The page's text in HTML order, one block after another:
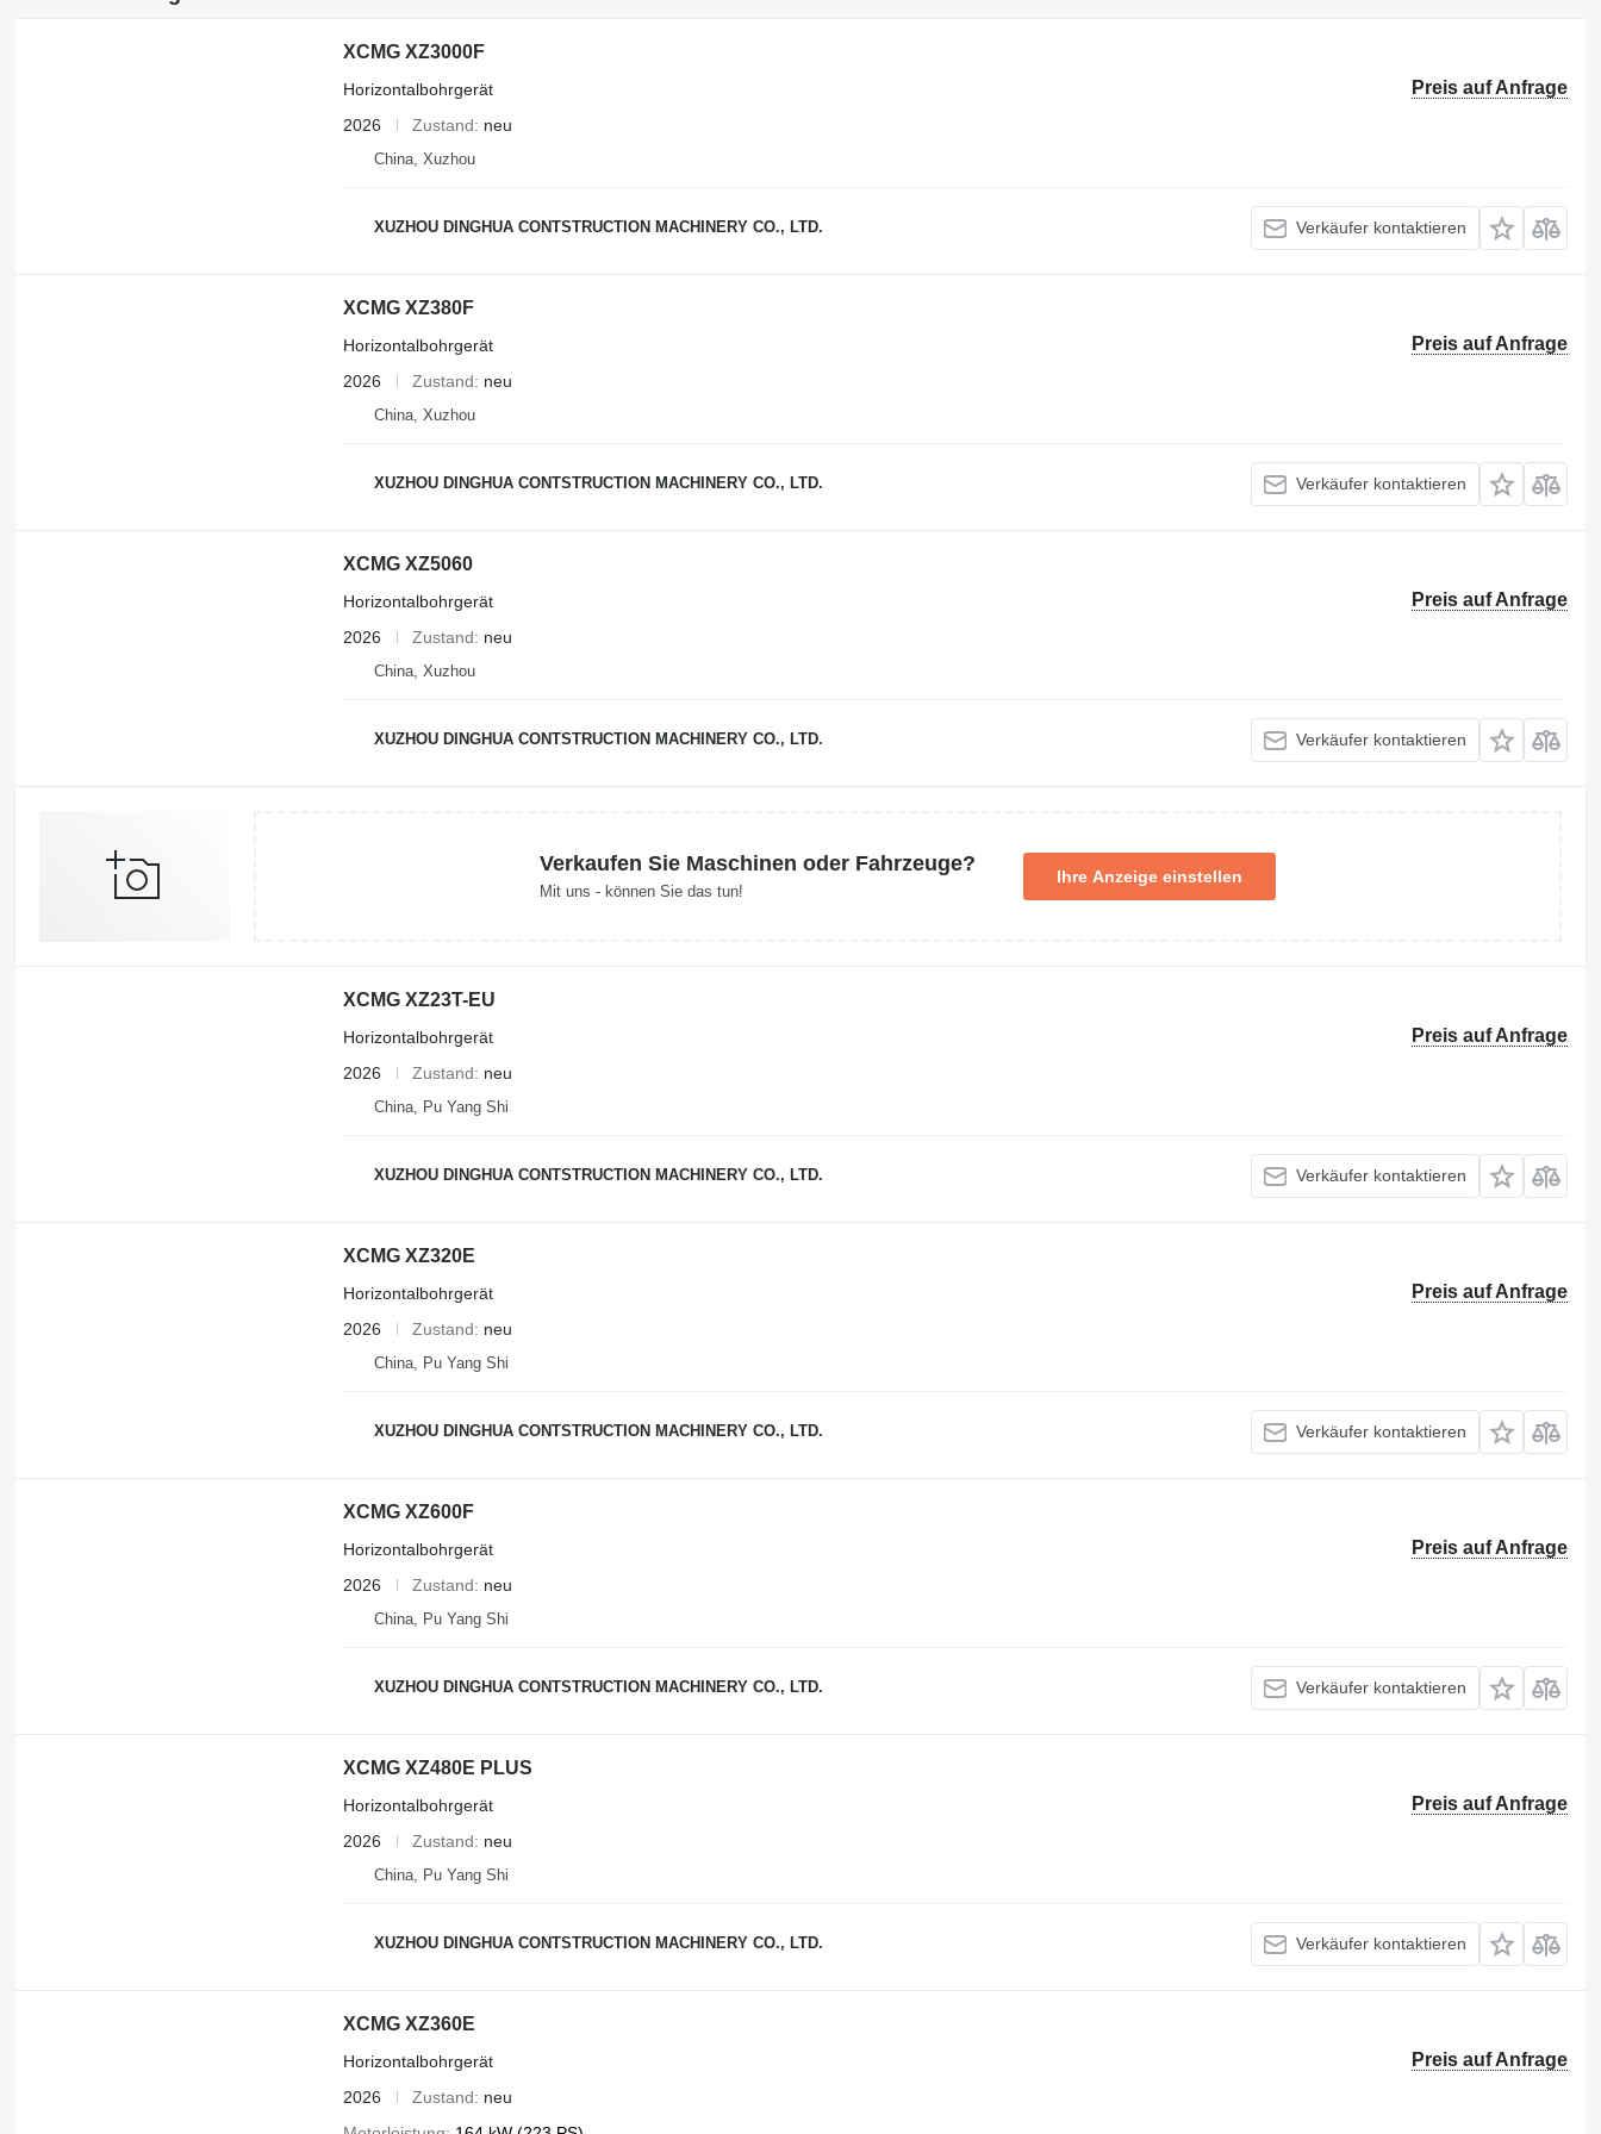
XCMG XZ3000F
Preis auf Anfrage
Horizontalbohrgerät
2026
Zustand neu
China, Xuzhou
XUZHOU DINGHUA CONTSTRUCTION MACHINERY CO., LTD. Verkäufer kontaktieren
XCMG XZ380F
Preis auf Anfrage
Horizontalbohrgerät
2026
Zustand neu
China, Xuzhou
XUZHOU DINGHUA CONTSTRUCTION MACHINERY CO., LTD. Verkäufer kontaktieren
XCMG XZ5060
Preis auf Anfrage
Horizontalbohrgerät
2026
Zustand neu
China, Xuzhou
XUZHOU DINGHUA CONTSTRUCTION MACHINERY CO., LTD. Verkäufer kontaktieren
Verkaufen Sie Maschinen oder Fahrzeuge?
Mit uns - können Sie das tun!
Ihre Anzeige einstellen
XCMG XZ23T-EU
Preis auf Anfrage
Horizontalbohrgerät
2026
Zustand neu
China, Pu Yang Shi
XUZHOU DINGHUA CONTSTRUCTION MACHINERY CO., LTD. Verkäufer kontaktieren
XCMG XZ320E
Preis auf Anfrage
Horizontalbohrgerät
2026
Zustand neu
China, Pu Yang Shi
XUZHOU DINGHUA CONTSTRUCTION MACHINERY CO., LTD. Verkäufer kontaktieren
XCMG XZ600F
Preis auf Anfrage
Horizontalbohrgerät
2026
Zustand neu
China, Pu Yang Shi
XUZHOU DINGHUA CONTSTRUCTION MACHINERY CO., LTD. Verkäufer kontaktieren
XCMG XZ480E PLUS
Preis auf Anfrage
Horizontalbohrgerät
2026
Zustand neu
China, Pu Yang Shi
XUZHOU DINGHUA CONTSTRUCTION MACHINERY CO., LTD. Verkäufer kontaktieren
XCMG XZ360E
Preis auf Anfrage
Horizontalbohrgerät
2026
Zustand
neu